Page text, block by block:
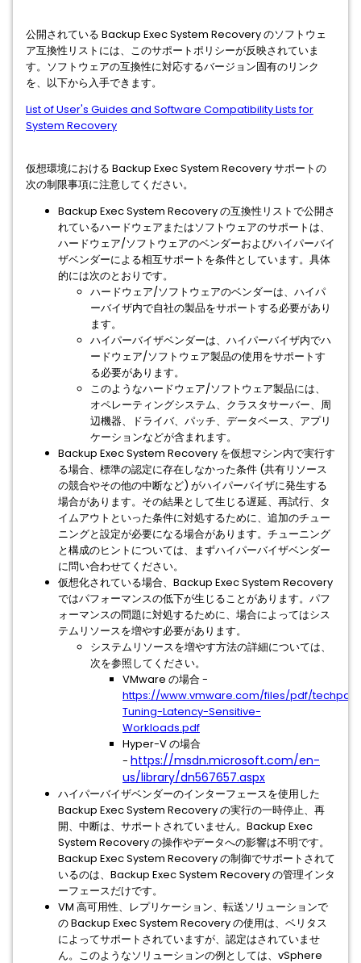
公開されている Backup Exec System Recovery のソフトウェ
ア互換性リストには、このサポートポリシーが反映されていま
す。ソフトウェアの互換性に対応するバージョン固有のリンク
を、以下から入手できます。
List of User's Guides and Software Compatibility Lists for
System Recovery
仮想環境における Backup Exec System Recovery サポートの
次の制限事項に注意してください。​
Backup Exec System Recovery の互換性リストで公開さ
れているハードウェアまたはソフトウェアのサポートは、
ハードウェア/ソフトウェアのベンダーおよびハイパーバイ
ザベンダーによる相互サポートを条件としています。具体
的には次のとおりです。
ハードウェア/ソフトウェアのベンダーは、ハイパ
ーバイザ内で自社の製品をサポートする必要があり
ます。
ハイパーバイザベンダーは、ハイパーバイザ内でハ
ードウェア/ソフトウェア製品の使用をサポートす
る必要があります。
このようなハードウェア/ソフトウェア製品には、
オペレーティングシステム、クラスタサーバー、周
辺機器、ドライバ、パッチ、データベース、アプリ
ケーションなどが含まれます。
Backup Exec System Recovery を仮想マシン内で実行す
る場合、標準の認定に存在しなかった条件 (共有リソース
の競合やその他の中断など) がハイパーバイザに発生する
場合があります。その結果として生じる遅延、再試行、タ
イムアウトといった条件に対処するために、追加のチュー
ニングと設定が必要になる場合があります。チューニング
と構成のヒントについては、まずハイパーバイザベンダー
に問い合わせてください。
仮想化されている場合、Backup Exec System Recovery
ではパフォーマンスの低下が生じることがあります。パフ
ォーマンスの問題に対処するために、場合によってはシス
テムリソースを増やす必要があります。
システムリソースを増やす方法の詳細については、
次を参照してください。
VMware の場合 -
https://www.vmware.com/files/pdf/
Tuning-Latency-Sensitive-
Workloads.pdf
Hyper-V の場合
- https://msdn.microsoft.com/en-
us/library/dn567657.aspx
ハイパーバイザベンダーのインターフェースを使用した
Backup Exec System Recovery の実行の一時停止、再
開、中断は、サポートされていません。Backup Exec
System Recovery の操作やデータへの影響は不明です。
Backup Exec System Recovery の制御でサポートされて
いるのは、Backup Exec System Recovery の管理インタ
ーフェースだけです。
VM 高可用性、レプリケーション、転送ソリューションで
の Backup Exec System Recovery の使用は、ベリタス
によってサポートされていますが、認定はされていませ
ん。このようなソリューションの例としては、vSphere